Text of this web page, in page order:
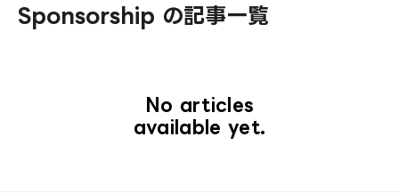
Sponsorship の記事一覧
No articles
available yet.